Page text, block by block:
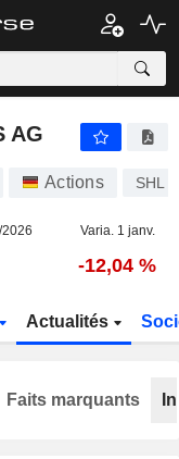
AG
Actions SHL
Varia. 1 janv.
-12,04 %
Actualités
Faits marquants